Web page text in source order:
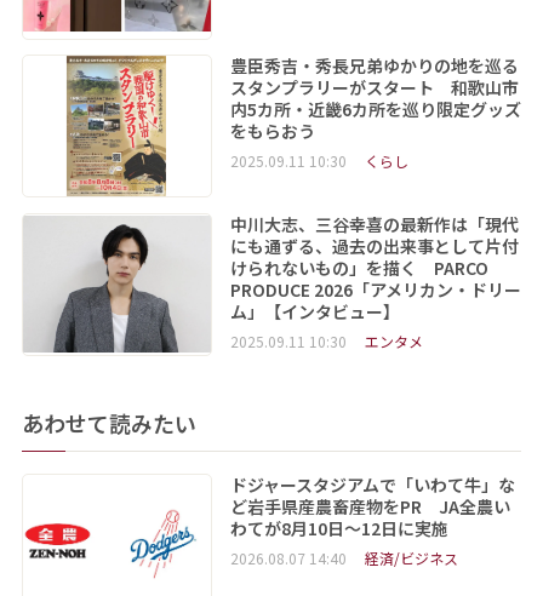
豊臣秀吉・秀長兄弟ゆかりの地を巡る
スタンプラリーがスタート 和歌山市
内5カ所・近畿6カ所を巡り限定グッズ
をもらおう
2025.09.11 10:30 くらし
中川大志、三谷幸喜の最新作は「現代
にも通ずる、過去の出来事として片付
けられないもの」を描く PARCO
PRODUCE 2026「アメリカン・ドリー
ム」【インタビュー】
2025.09.11 10:30 エンタメ
あわせて読みたい
ドジャースタジアムで「いわて牛」な
ど岩手県産農畜産物をPR JA全農い
わてが8月10日～12日に実施
2026.08.07 14:40 経済/ビジネス